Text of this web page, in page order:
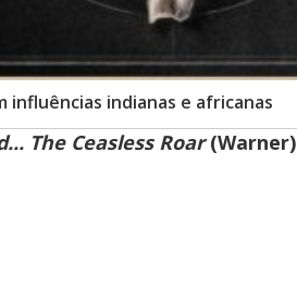
influências indianas e africanas
The Ceasless Roar(Warner)